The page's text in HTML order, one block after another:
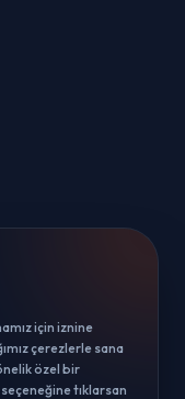
için iznine
çerezlerle sana
özel bir
seçeneğine tıklarsan